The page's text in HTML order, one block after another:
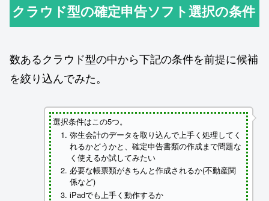
クラウド型の確定申告ソフト選択の条件
数あるクラウド型の中から下記の条件を前提に候補
を絞り込んでみた。
選択条件はこの5つ。
弥生会計のデータを取り込んで上手く処理してく
れるかどうかと、確定申告書類の作成まで問題な
く使えるか試してみたい
必要な帳票類がきちんと作成されるか(不動産関
係など)
iPadでも上手く動作するか